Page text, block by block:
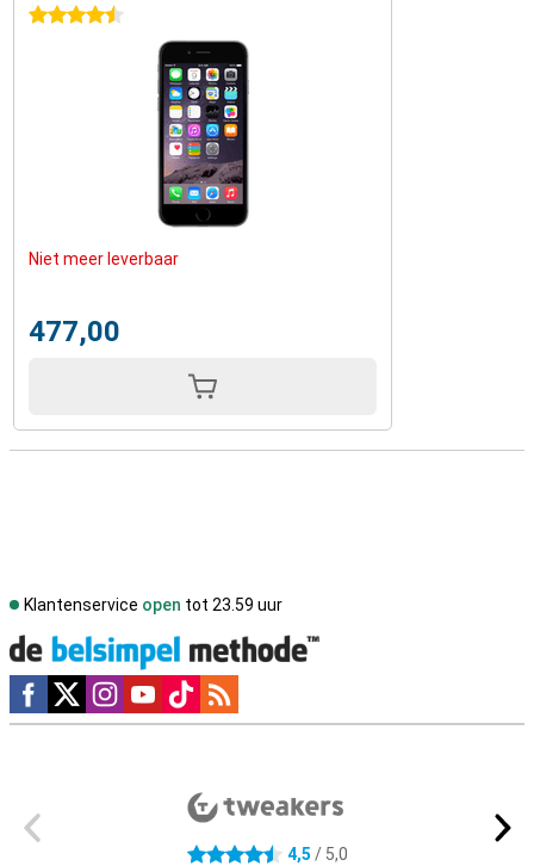
4.5 sterren
Niet meer leverbaar
477,00
Klantenservice open tot 23.59 uur
Social media
4.5 sterren 4,5 / 5,0